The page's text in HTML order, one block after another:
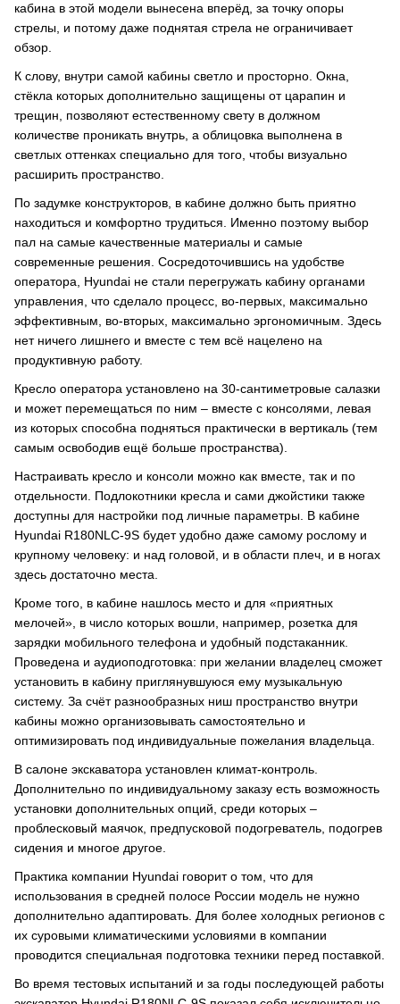
кабина в этой модели вынесена вперёд, за точку опоры
стрелы, и потому даже поднятая стрела не ограничивает
обзор.
К слову, внутри самой кабины светло и просторно. Окна,
стёкла которых дополнительно защищены от царапин и
трещин, позволяют естественному свету в должном
количестве проникать внутрь, а облицовка выполнена в
светлых оттенках специально для того, чтобы визуально
расширить пространство.
По задумке конструкторов, в кабине должно быть приятно
находиться и комфортно трудиться. Именно поэтому выбор
пал на самые качественные материалы и самые
современные решения. Сосредоточившись на удобстве
оператора, Hyundai не стали перегружать кабину органами
управления, что сделало процесс, во-первых, максимально
эффективным, во-вторых, максимально эргономичным. Здесь
нет ничего лишнего и вместе с тем всё нацелено на
продуктивную работу.
Кресло оператора установлено на 30-сантиметровые салазки
и может перемещаться по ним – вместе с консолями, левая
из которых способна подняться практически в вертикаль (тем
самым освободив ещё больше пространства).
Настраивать кресло и консоли можно как вместе, так и по
отдельности. Подлокотники кресла и сами джойстики также
доступны для настройки под личные параметры. В кабине
Hyundai R180NLC-9S будет удобно даже самому рослому и
крупному человеку: и над головой, и в области плеч, и в ногах
здесь достаточно места.
Кроме того, в кабине нашлось место и для «приятных
мелочей», в число которых вошли, например, розетка для
зарядки мобильного телефона и удобный подстаканник.
Проведена и аудиоподготовка: при желании владелец сможет
установить в кабину приглянувшуюся ему музыкальную
систему. За счёт разнообразных ниш пространство внутри
кабины можно организовывать самостоятельно и
оптимизировать под индивидуальные пожелания владельца.
В салоне экскаватора установлен климат-контроль.
Дополнительно по индивидуальному заказу есть возможность
установки дополнительных опций, среди которых –
проблесковый маячок, предпусковой подогреватель, подогрев
сидения и многое другое.
Практика компании Hyundai говорит о том, что для
использования в средней полосе России модель не нужно
дополнительно адаптировать. Для более холодных регионов с
их суровыми климатическими условиями в компании
проводится специальная подготовка техники перед поставкой.
Во время тестовых испытаний и за годы последующей работы